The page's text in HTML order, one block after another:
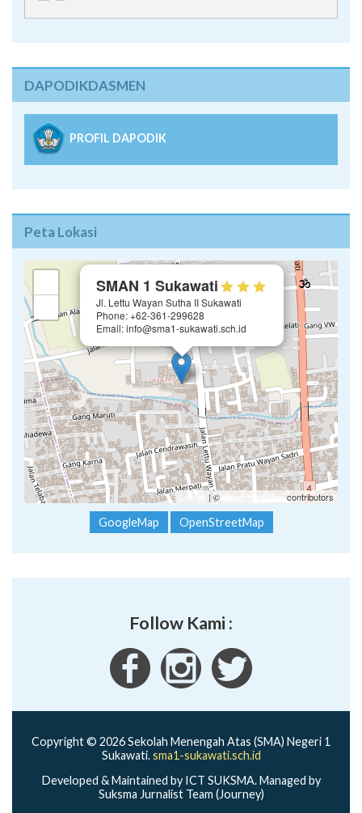
DAPODIKDASMEN
PROFIL DAPODIK
Peta Lokasi
SMAN 1 Sukawati
Jl. Lettu Wayan Sutha II Sukawati
Phone: +62-361-299628
Email: info@sma1-sukawati.sch.id
Leaflet | ©OpenStreetMap contributors
GoogleMap OpenStreetMap
Follow Kami :
Copyright © 2026 Sekolah Menengah Atas (SMA) Negeri 1
Sukawati.sma1-sukawati.sch.id
Developed & Maintained by ICT SUKSMA. Managed by
Suksma Jurnalist Team (Journey)